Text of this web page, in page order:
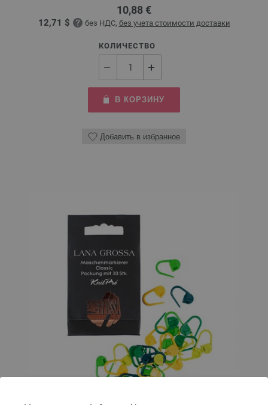
10,88 €
12,71 $ без НДС, без учета стоимости доставки
КОЛИЧЕСТВО
В КОРЗИНУ
Добавить в избранное